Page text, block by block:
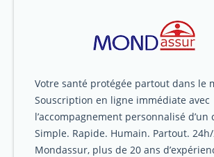
Votre santé protégée partout dans le
Souscription en ligne immédiate avec
l’accompagnement personnalisé d’un
Simple. Rapide. Humain. Partout.
Mondassur, plus de 20 ans